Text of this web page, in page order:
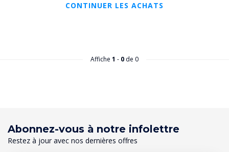
CONTINUER LES ACHATS
Affiche 1 - 0 de 0
Abonnez-vous à notre infolettre
Restez à jour avec nos dernières offres